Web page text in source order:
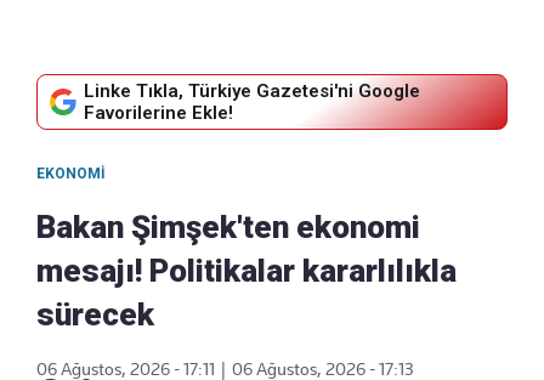
Linke Tıkla, Türkiye Gazetesi'ni Google
Favorilerine Ekle!
EKONOMI
Bakan Şimşek'ten ekonomi
mesajı! Politikalar kararlılıkla
sürecek
06 Ağustos, 2026 - 17:11
06 Ağustos, 2026 - 17:13